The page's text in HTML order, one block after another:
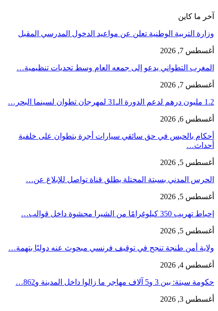
آخر ما كاين
وزارة التربية الوطنية تعلن عن مواعيد الدخول المدرسي المقبل
أغسطس 7, 2026
المغرب التطواني يدعو إلى جمعه العام وسط تحديات تنظيمية…
أغسطس 7, 2026
1.2 مليون درهم لدعم الدورة الـ31 لمهرجان تطوان لسينما البحر…
أغسطس 6, 2026
أحكام بالحبس في حق سائقي سيارات أجرة بتطوان على خلفية
أحداث…
أغسطس 5, 2026
الحرس المدني بسبتة المحتلة يطلق قناة تواصل للإبلاغ عن…
أغسطس 5, 2026
إحباط تهريب 350 كيلوغرامًا من الشيرا محشوة داخل قوالب…
أغسطس 5, 2026
ولاية أمن طنجة تنجح في توقيف فرنسي مبحوث عنه دوليًا بتهمة…
أغسطس 4, 2026
حكومة سبتة: بين 3 و5 آلاف مهاجر ما زالوا داخل المدينة و862…
أغسطس 3, 2026